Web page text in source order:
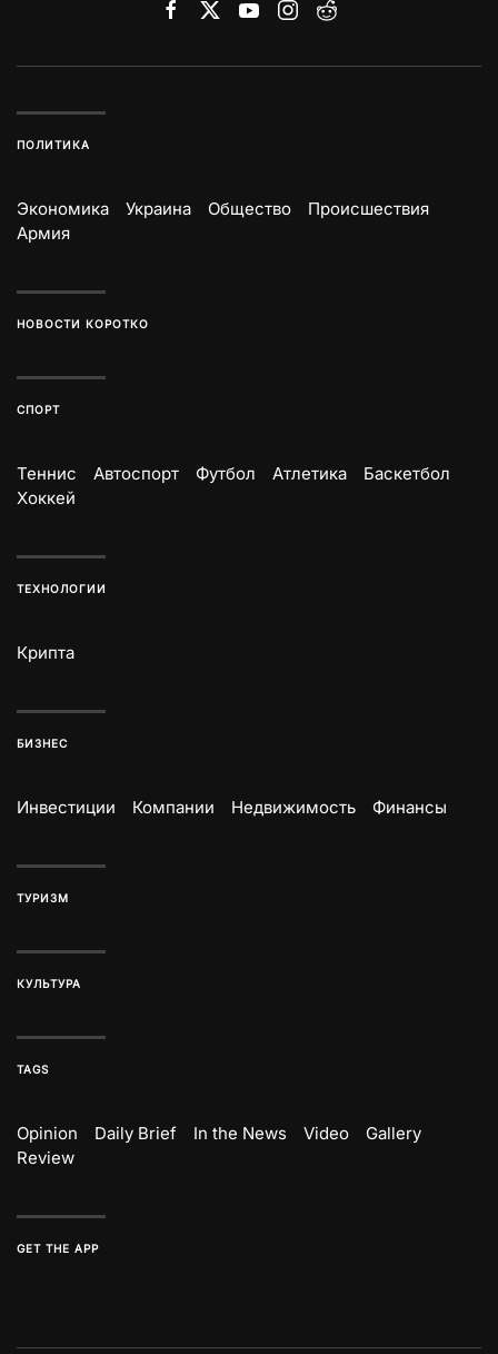
ПОЛИТИКА
Экономика Украина Общество
Происшествия
Армия
НОВОСТИ КОРОТКО
СПОРТ
Теннис Автоспорт Футбол Атлетика
Баскетбол
Хоккей
ТЕХНОЛОГИИ
Крипта
БИЗНЕС
Инвестиции Компании Недвижимость Финансы
ТУРИЗМ
КУЛЬТУРА
TAGS
Opinion Daily Brief In the News Video
Gallery
Review
GET THE APP